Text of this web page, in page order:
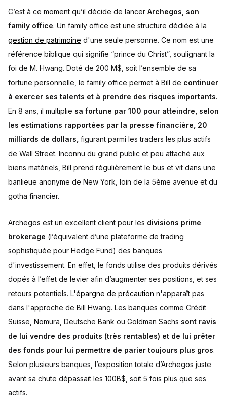
C’est à ce moment qu’il décide de lancer Archegos, son
family office. Un family office est une structure dédiée à la
gestion de patrimoine d'une seule personne. Ce nom est une
référence biblique qui signifie “prince du Christ”, soulignant la
foi de M. Hwang. Doté de 200 M$, soit l’ensemble de sa
fortune personnelle, le family office permet à Bill de continuer
à exercer ses talents et à prendre des risques importants.
En 8 ans, il multiplie sa fortune par 100 pour atteindre, selon
les estimations rapportées par la presse financière, 20
milliards de dollars, figurant parmi les traders les plus actifs
de Wall Street. Inconnu du grand public et peu attaché aux
biens matériels, Bill prend régulièrement le bus et vit dans une
banlieue anonyme de New York, loin de la 5ème avenue et du
gotha financier.
Archegos est un excellent client pour les divisions prime
brokerage (l’équivalent d’une plateforme de trading
sophistiquée pour Hedge Fund) des banques
d'investissement. En effet, le fonds utilise des produits dérivés
dopés à l’effet de levier afin d’augmenter ses positions, et ses
retours potentiels. L'épargne de précaution n'apparaît pas
dans l'approche de Bill Hwang. Les banques comme Crédit
Suisse, Nomura, Deutsche Bank ou Goldman Sachs sont ravis
de lui vendre des produits (très rentables) et de lui prêter
des fonds pour lui permettre de parier toujours plus gros.
Selon plusieurs banques, l’exposition totale d’Archegos juste
avant sa chute dépassait les 100B$, soit 5 fois plus que ses
actifs.